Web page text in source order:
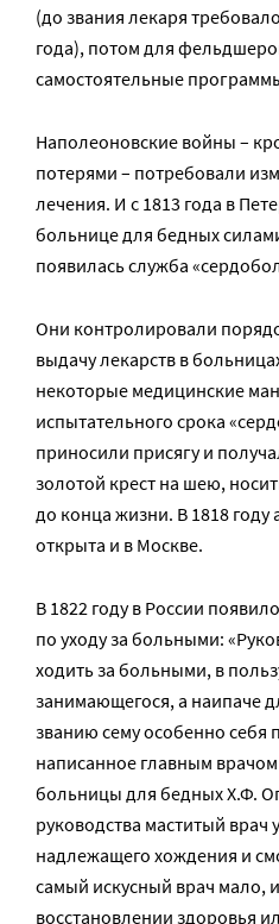
(до звания лекаря
года), потом для
самостоятельные
Наполеоновские войны –
потерями – потребовали
лечения. И с 1813 года в
больнице для бедных
появилась служба
Они контролировали
выдачу лекарств в
некоторые медицинские
испытательного срока
приносили присягу и
золотой крест на шею,
до конца жизни. В 1818
открыта и в Москве.
В 1822 году в России
по уходу за больными:
ходить за больными, в
занимающегося, а наипаче
званию сему особенно себя
написанное главным
больницы для бедных Х.Ф.
руководства маститый врач
надлежащего хождения и
самый искусный врач мало,
восстановлении здоровья